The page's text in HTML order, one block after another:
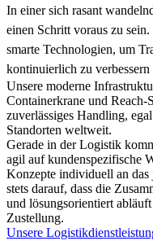
In einer sich rasant
einen Schritt voraus zu
smarte Technologien, um
kontinuierlich zu
Unsere moderne
Containerkrane und Reach-
zuverlässiges Handling,
Standorten weltweit.
Gerade in der Logistik
agil auf kundenspezifische
Konzepte individuell an
stets darauf, dass die
und lösungsorientiert
Zustellung.
Unsere